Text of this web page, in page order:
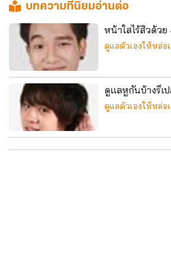
บทความที่นิยมอ่านต่อ
หน้าใสไร้สิวด้ว
ดูแลตัวเองให้หล่อ
ดูแลหูกันบ้างรึเ
ดูแลตัวเองให้หล่อ